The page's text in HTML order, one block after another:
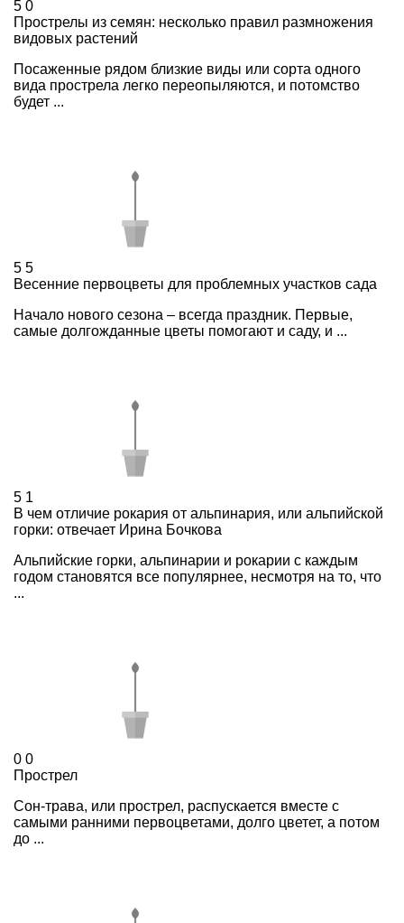
5 0
Прострелы из семян: несколько правил размножения
видовых растений
Посаженные рядом близкие виды или сорта одного
вида прострела легко переопыляются, и потомство
будет ...
5 5
Весенние первоцветы для проблемных участков сада
Начало нового сезона – всегда праздник. Первые,
самые долгожданные цветы помогают и саду, и ...
5 1
В чем отличие рокария от альпинария, или альпийской
горки: отвечает Ирина Бочкова
Альпийские горки, альпинарии и рокарии с каждым
годом становятся все популярнее, несмотря на то, что
...
0 0
Прострел
Сон-трава, или прострел, распускается вместе с
самыми ранними первоцветами, долго цветет, а потом
до ...